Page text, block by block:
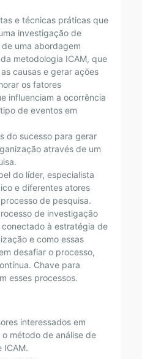
e técnicas práticas que
investigação de
uma abordagem
metodologia ICAM, que
causas e gerar ações
os fatores
influenciam a ocorrência
de eventos em
do sucesso para gerar
através de um
do líder, especialista
e diferentes atores
de pesquisa.
de investigação
à estratégia de
e como essas
desafiar o processo,
Chave para
esses processos.
interessados ​​em
método de análise de
ICAM.